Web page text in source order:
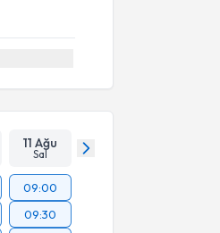
11 Ağu
Sal
09:00
09:30